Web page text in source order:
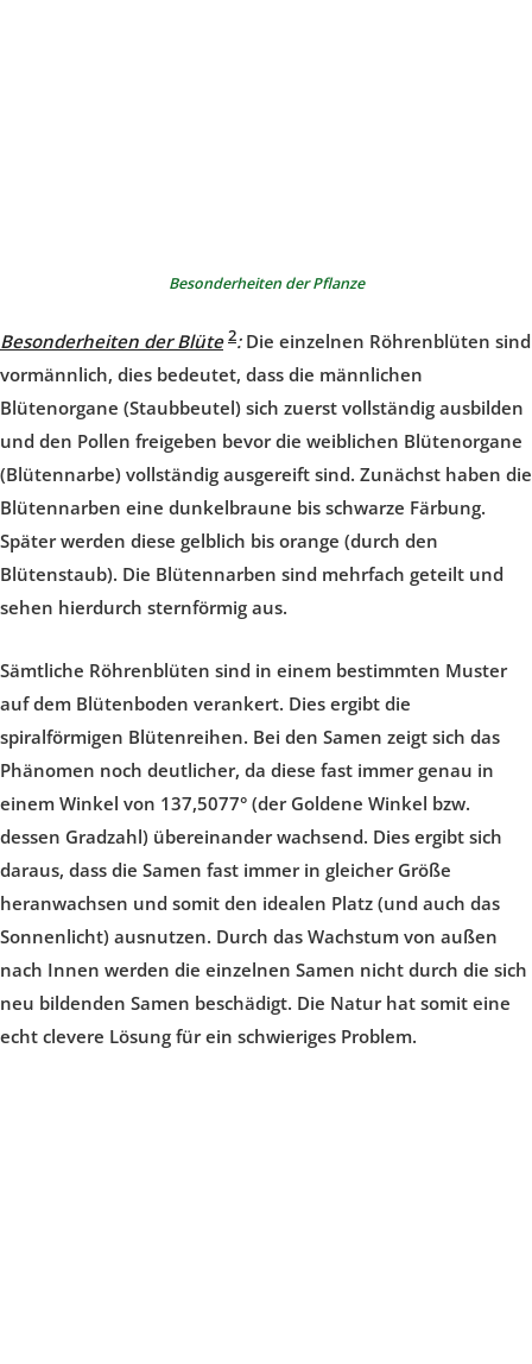
Besonderheiten der Pflanze
Besonderheiten der Blüte 2: Die einzelnen Röhrenblüten sind
vormännlich, dies bedeutet, dass die männlichen
Blütenorgane (Staubbeutel) sich zuerst vollständig ausbilden
und den Pollen freigeben bevor die weiblichen Blütenorgane
(Blütennarbe) vollständig ausgereift sind. Zunächst haben die
Blütennarben eine dunkelbraune bis schwarze Färbung.
Später werden diese gelblich bis orange (durch den
Blütenstaub). Die Blütennarben sind mehrfach geteilt und
sehen hierdurch sternförmig aus.
Sämtliche Röhrenblüten sind in einem bestimmten Muster
auf dem Blütenboden verankert. Dies ergibt die
spiralförmigen Blütenreihen. Bei den Samen zeigt sich das
Phänomen noch deutlicher, da diese fast immer genau in
einem Winkel von 137,5077° (der Goldene Winkel bzw.
dessen Gradzahl) übereinander wachsend. Dies ergibt sich
daraus, dass die Samen fast immer in gleicher Größe
heranwachsen und somit den idealen Platz (und auch das
Sonnenlicht) ausnutzen. Durch das Wachstum von außen
nach Innen werden die einzelnen Samen nicht durch die sich
neu bildenden Samen beschädigt. Die Natur hat somit eine
echt clevere Lösung für ein schwieriges Problem.